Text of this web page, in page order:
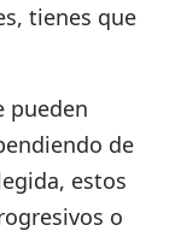
tienes que
pueden
de
estos
o